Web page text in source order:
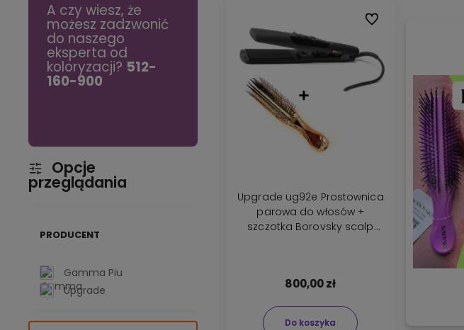
A czy wiesz, że
możesz zadzwonić
do naszego
eksperta od
koloryzacji? 512-
160-900
Peeling do skóry
głowy to podstawa
zdrowych włosów -
używaj raz w
Dzięki naszemu
doświadczeniu w
pielęgnacji i
koloryzacji włosów
Twoje włosy
szybko staną się
zdrowe i
Opcje
przeglądania
PRODUCENT
Gamma Piu
Upgrade
Upgrade ug92e Prostownica
parowa do włosów +
szczotka Borovsky scalp
800,00 zł
Do koszyka
Do ulubionych